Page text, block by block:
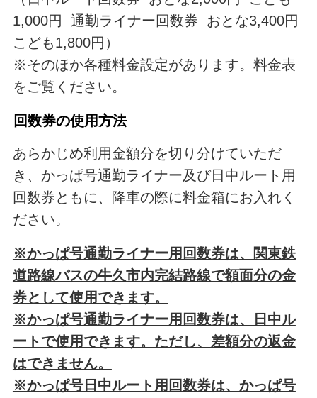
1,000円 通勤ライナー回数券 おとな3,400円
こども1,800円）
※そのほか各種料金設定があります。料金表
をご覧ください。
回数券の使用方法
あらかじめ利用金額分を切り分けていただ
き、かっぱ号通勤ライナー及び日中ルート用
回数券ともに、降車の際に料金箱にお入れく
ださい。
※かっぱ号通勤ライナー用回数券は、関東鉄
道路線バスの牛久市内完結路線で額面分の金
券として使用できます。
※かっぱ号通勤ライナー用回数券は、日中ル
ートで使用できます。ただし、差額分の返金
はできません。
※かっぱ号日中ルート用回数券は、かっぱ号